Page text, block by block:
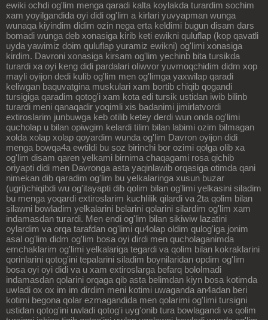
ewiki ochdi og'lim menga qaradi kalta koylakda turardim sochim
xam yoyilgandida oyi didi og'lim a kirlari yuvyapman wunga
wunaqa kiyindim didim ozin nega erta keldimi bugun disam dars
bomadi wunga deb xonasiga kirib keti ewikni quluflap (kop qavatli
uyda yawimiz doim quluflap yuramiz ewikni) og'limi xonasiga
kirdim. Davroni xonasiga kirsam og'lim yechinb bita tursikda
turardi xa oyi keng didi pardalari oliwvor yuvmoqchidim didm xop
mayli oyijon dedi kulib og'lim men og'limga yaxwilap qaradi
keliwgan baquvatgina muskulari xam bortib chiqib qogandi
tursigiga qaradim qotog'i xam kota edi tursik ustidan iwib bilinb
turardi meni qanaqadir yoqimli xis badanimi jimirlatvordi
extiroslarim junbuwga keb otilib ketey derdi wun onda og'limi
qucholap u bilan opiwgim kelardi tilim bilan labimi ozim bilmagan
xolda xolap xolap qoyardim wunda og'lim Davron oyijon didi
menga bowqa4a ewtildi bu soz birinchi bor ozimi qolga olib xa
og'lim disam qaren yelkami birnima chaqagami rosa qichib
oriyapti didi men Davronga asta yaqinlawib orqasiga otimda qani
nimekan dib qaradim og'lim bu yelkalaringa xusun buzar
(ugri)chiqibdi wu og'itayapti dib qolim bilan og'limi yelkasini siladim
bu menga yoqardi extiroslarim kuchlilik qilardi va 2ta qolim bilan
silawni bowladim yelkalarini belarini qolarini silardim og'lim xam
indamasdan turardi. Men endi og'lim bilan sikiwiw lazatini
oylardim va orqa tarafdan og'limi qu4olap oldim qulog'iga jonim
asal og'lim didm og'lim bosa oyi dirdi men qucholaganimda
emchaklarim og'limi yelkalariga tegardi va qolim bilan kokraklarini
qorinlarini qotog'ini tepalarini siladim boynilaridan opdim og'lim
bosa oyi oyi didi va u xam extiroslarga befarq bololmadi
indamasdan qolarini orqaga qib asta belimdan kiyn bosa kotimda
uwladi ox ox im im dirdim meni kotimi uwaganda an4adan beri
kotimi begona qolar ezmagandida men qolarimi og'limi tursigni
ustidan qotog'ini uwladi qotog'i uyg'onib tura bowlagandi va qolim